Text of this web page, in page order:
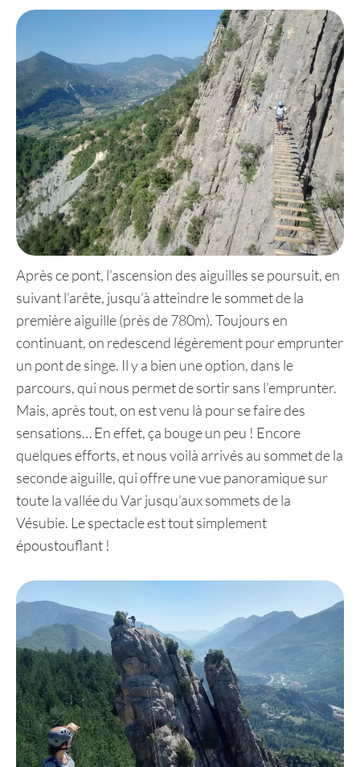
Après ce pont, l’ascension des aiguilles se poursuit, en
suivant l’arête, jusqu’à atteindre le sommet de la
première aiguille (près de 780m). Toujours en
continuant, on redescend légèrement pour emprunter
un pont de singe. Il y a bien une option, dans le
parcours, qui nous permet de sortir sans l’emprunter.
Mais, après tout, on est venu là pour se faire des
sensations… En effet, ça bouge un peu ! Encore
quelques efforts, et nous voilà arrivés au sommet de la
seconde aiguille, qui offre une vue panoramique sur
toute la vallée du Var jusqu’aux sommets de la
Vésubie. Le spectacle est tout simplement
époustouflant !